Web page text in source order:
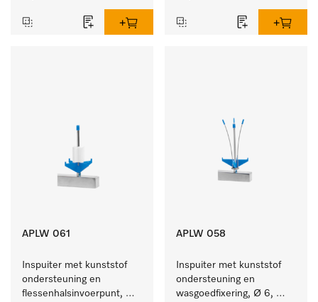
APLW 061
Inspuiter met kunststof
ondersteuning en
flessenhalsinvoerpunt,
APLW 058
Inspuiter met kunststof
ondersteuning en
wasgoedfixering, Ø 6,